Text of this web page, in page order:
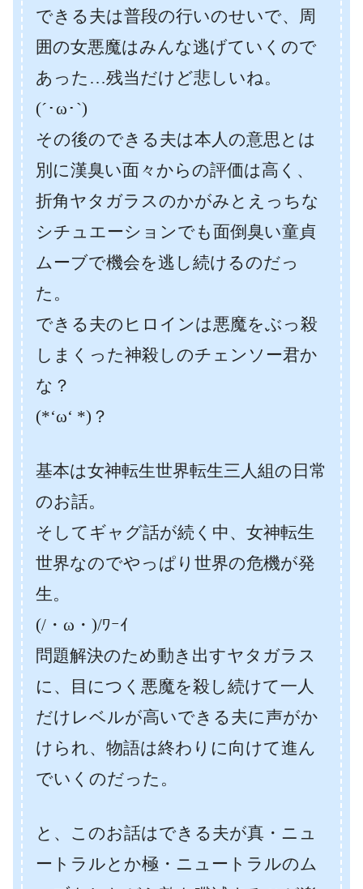
できる夫は普段の行いのせいで、周
囲の女悪魔はみんな逃げていくので
あった…残当だけど悲しいね。
(´･ω･`)
その後のできる夫は本人の意思とは
別に漢臭い面々からの評価は高く、
折角ヤタガラスのかがみとえっちな
シチュエーションでも面倒臭い童貞
ムーブで機会を逃し続けるのだっ
た。
できる夫のヒロインは悪魔をぶっ殺
しまくった神殺しのチェンソー君か
な？
(*‘ω‘ *)？
基本は女神転生世界転生三人組の日常
のお話。
そしてギャグ話が続く中、女神転生
世界なのでやっぱり世界の危機が発
生。
(/・ω・)/ﾜｰｲ
問題解決のため動き出すヤタガラス
に、目につく悪魔を殺し続けて一人
だけレベルが高いできる夫に声がか
けられ、物語は終わりに向けて進ん
でいくのだった。
と、このお話はできる夫が真・ニュ
ートラルとか極・ニュートラルのム